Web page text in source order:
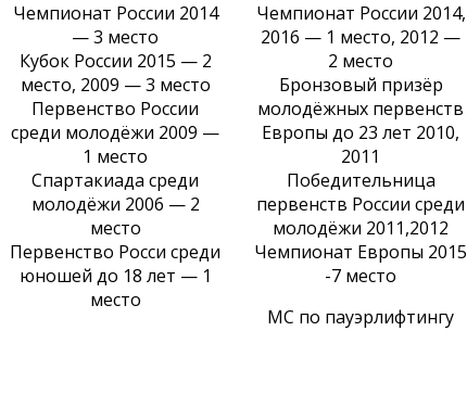
Чемпионат России 2014
— 3 место
Кубок России 2015 — 2
место, 2009 — 3 место
Первенство России
среди молодёжи 2009 —
1 место
Спартакиада среди
молодёжи 2006 — 2
место
Первенство Росси среди
юношей до 18 лет — 1
место
Чемпионат России 2014,
2016 — 1 место, 2012 —
2 место
Бронзовый призёр
молодёжных первенств
Европы до 23 лет 2010,
2011
Победительница
первенств России среди
молодёжи 2011,2012
Чемпионат Европы 2015
-7 место
МС по пауэрлифтингу